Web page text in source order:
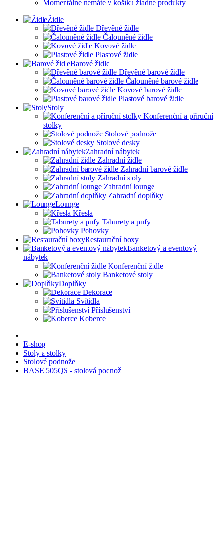
Momentálne nemáte v košíku žiadne produkty
Židle
Dřevěné židle
Čalouněné židle
Kovové židle
Plastové židle
Barové židle
Dřevěné barové židle
Čalouněné barové židle
Kovové barové židle
Plastové barové židle
Stoly
Konferenční a příruční
stolky
Stolové podnože
Stolové desky
Zahradní nábytek
Zahradní židle
Zahradní barové židle
Zahradní stoly
Zahradní lounge
Zahradní doplňky
Lounge
Křesla
Taburety a pufy
Pohovky
Restaurační boxy
Banketový a eventový
nábytek
Konferenční židle
Banketové stoly
Doplňky
Dekorace
Svítidla
Příslušenství
Koberce
E-shop
Stoly a stolky
Stolové podnože
BASE 505QS - stolová podnož